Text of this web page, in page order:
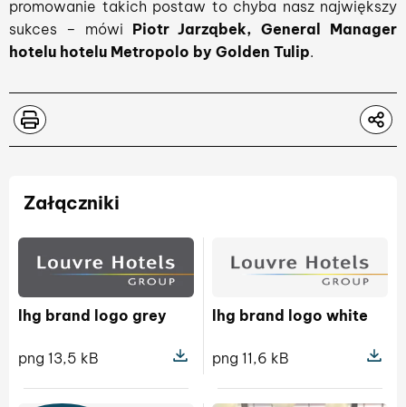
promowanie takich postaw to chyba nasz największy
sukces – mówi Piotr Jarząbek, General Manager
hotelu hotelu Metropolo by Golden Tulip.
Załączniki
lhg brand logo grey
png 13,5 kB
Pokaż szczegóły pliku lhg brand
lhg brand logo white
png 11,6 kB